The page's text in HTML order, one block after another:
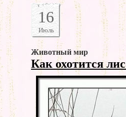
16
Июль
Животный мир
Как охотится